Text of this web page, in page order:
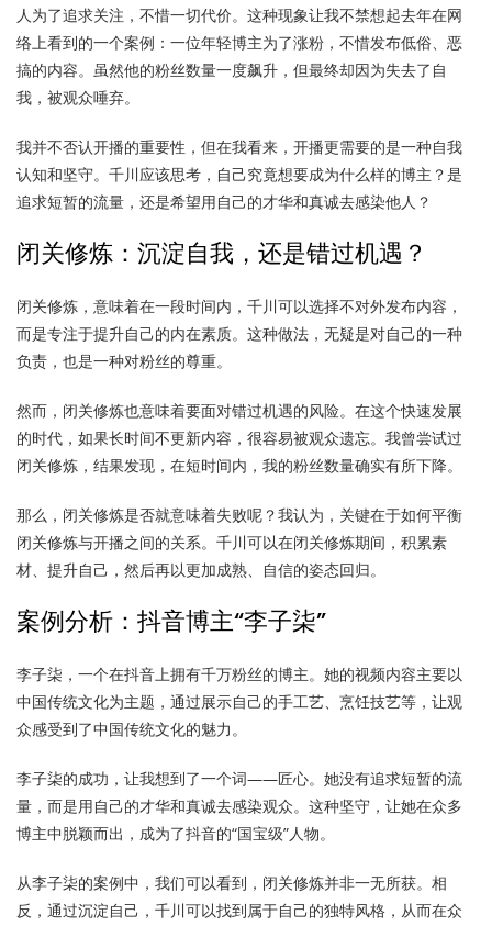
人为了追求关注，不惜一切代价。这种现象让我不禁想起去年在网
络上看到的一个案例：一位年轻博主为了涨粉，不惜发布低俗、恶
搞的内容。虽然他的粉丝数量一度飙升，但最终却因为失去了自
我，被观众唾弃。
我并不否认开播的重要性，但在我看来，开播更需要的是一种自我
认知和坚守。千川应该思考，自己究竟想要成为什么样的博主？是
追求短暂的流量，还是希望用自己的才华和真诚去感染他人？
闭关修炼：沉淀自我，还是错过机遇？
闭关修炼，意味着在一段时间内，千川可以选择不对外发布内容，
而是专注于提升自己的内在素质。这种做法，无疑是对自己的一种
负责，也是一种对粉丝的尊重。
然而，闭关修炼也意味着要面对错过机遇的风险。在这个快速发展
的时代，如果长时间不更新内容，很容易被观众遗忘。我曾尝试过
闭关修炼，结果发现，在短时间内，我的粉丝数量确实有所下降。
那么，闭关修炼是否就意味着失败呢？我认为，关键在于如何平衡
闭关修炼与开播之间的关系。千川可以在闭关修炼期间，积累素
材、提升自己，然后再以更加成熟、自信的姿态回归。
案例分析：抖音博主“李子柒”
李子柒，一个在抖音上拥有千万粉丝的博主。她的视频内容主要以
中国传统文化为主题，通过展示自己的手工艺、烹饪技艺等，让观
众感受到了中国传统文化的魅力。
李子柒的成功，让我想到了一个词——匠心。她没有追求短暂的流
量，而是用自己的才华和真诚去感染观众。这种坚守，让她在众多
博主中脱颖而出，成为了抖音的“国宝级”人物。
从李子柒的案例中，我们可以看到，闭关修炼并非一无所获。相
反，通过沉淀自己，千川可以找到属于自己的独特风格，从而在众